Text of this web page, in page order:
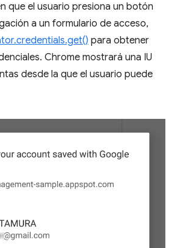
que el usuario presiona un botón
a un formulario de acceso,
para obtener
Chrome mostrará una IU
desde la que el usuario puede